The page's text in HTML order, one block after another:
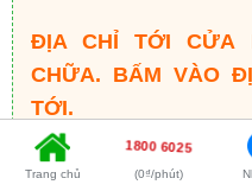
ĐỊA CHỈ TỚI CỬA
CHỮA. BẤM VÀO
TỚI.
CN 1: 881 Phan
Trang chủ
1800 6025
(0₫/phút)